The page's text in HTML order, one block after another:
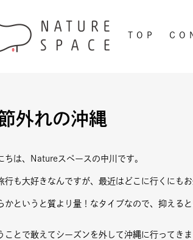
TOP
外れの沖縄
ちは、Natureスペースの中川です。
行も大好きなんですが、最近はどこに行くにも
かというと質より量！なタイプなので、抑える
ことで敢えてシーズンを外して沖縄に行ってきま